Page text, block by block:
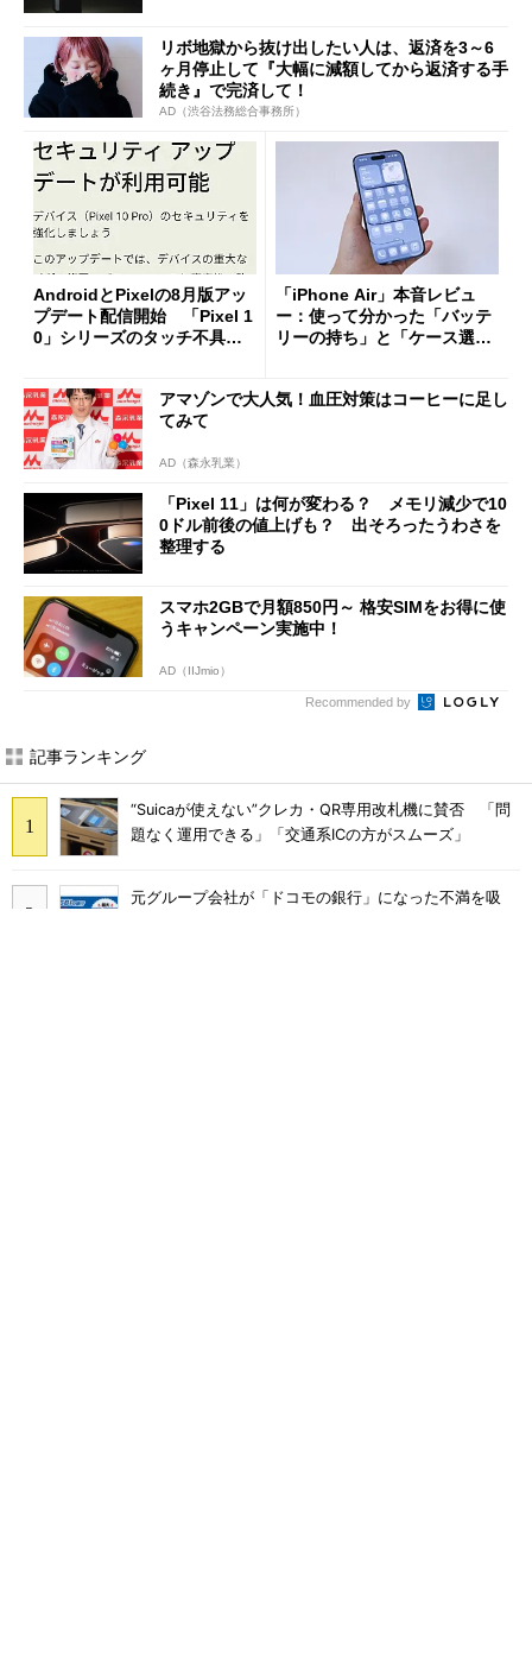
リボ地獄から抜け出したい人は、返済を3～6
ヶ月停止して『大幅に減額してから返済する手
続き』で完済して！
AD（渋谷法務総合事務所）
AndroidとPixelの8月版アッ
プデート配信開始 「Pixel 1
0」シリーズのタッチ不具合
「iPhone Air」本音レビュ
ー：使って分かった「バッテ
リーの持ち」と「ケース選
アマゾンで大人気！血圧対策はコーヒーに足し
てみて
AD（森永乳業）
「Pixel 11」は何が変わる？ メモリ減少で10
0ドル前後の値上げも？ 出そろったうわさを
整理する
スマホ2GBで月額850円～ 格安SIMをお得に使
うキャンペーン実施中！
AD（IIJmio）
Recommended by
記事ランキング
“Suicaが使えない”クレカ・QR専用改札機に賛否 「問
題なく運用できる」「交通系ICの方がスムーズ」
元グループ会社が「ドコモの銀行」になった不満を吸